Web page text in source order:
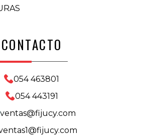
CONTACTO
054 463801
054 443191
ventas@fijucy.com